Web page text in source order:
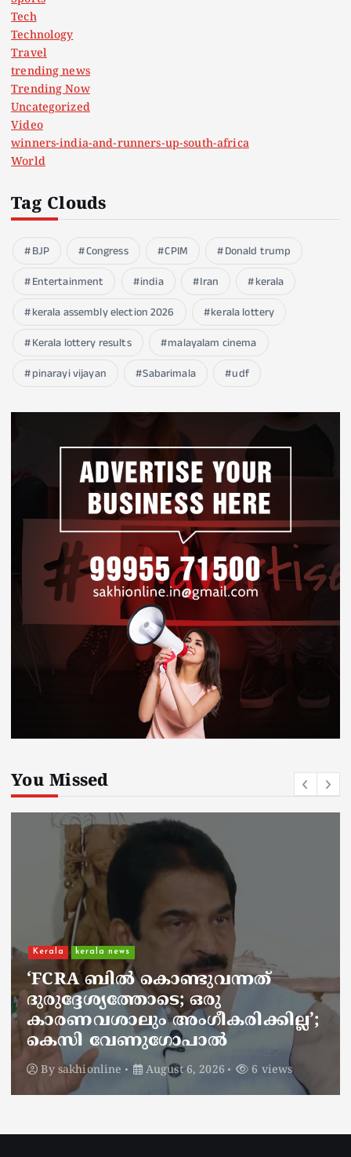
Tech
Technology
Travel
trending news
Trending Now
Uncategorized
Video
winners-india-and-runners-up-south-africa
World
Tag Clouds
BJP Congress CPIM
Donald trump
Entertainment
india Iran
kerala
kerala assembly election 2026
kerala lottery
Kerala lottery results
malayalam cinema
pinarayi vijayan
Sabarimala udf
You Missed
kerala news
ചാലിശേരിയില്‍ സര്‍ക്കാര്‍
ജനകീയ ആരോഗ്യകേന്ദ്രത്തില്‍
നഴ്സിന് അണലിയുടെ കടിയേറ്റു;
അണലിയുടെ കടിയേറ്റത്
ഡ്യൂട്ടിക്കിടെ
By sakhionline August 6, 2026 5 views